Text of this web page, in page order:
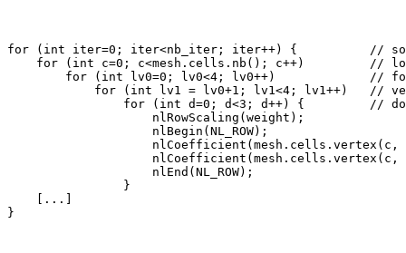
for (int iter=0; iter<nb_iter; iter++) {          //
for (int c=0; c<mesh.cells.nb(); c++)         //
for (int lv0=0; lv0<4; lv0++)             //
for (int lv1 = lv0+1; lv1<4; lv1++)   //
for (int d=0; d<3; d++) {         //
                    nlRowScaling(weight);
                    nlBegin(NL_ROW);
nlCoefficient(mesh.cells.vertex(c,
nlCoefficient(mesh.cells.vertex(c,
                    nlEnd(NL_ROW);
                }
    [...]
}